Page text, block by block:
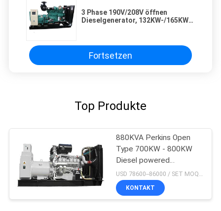
3 Phase 190V/208V öffnen
Dieselgenerator, 132KW-/165KW-
Fortsetzen
Top Produkte
880KVA Perkins Open
Type 700KW - 800KW
Diesel powered
Generator for Industrial USD 78600--86000 / SET MOQ:1 Satz
KONTAKT